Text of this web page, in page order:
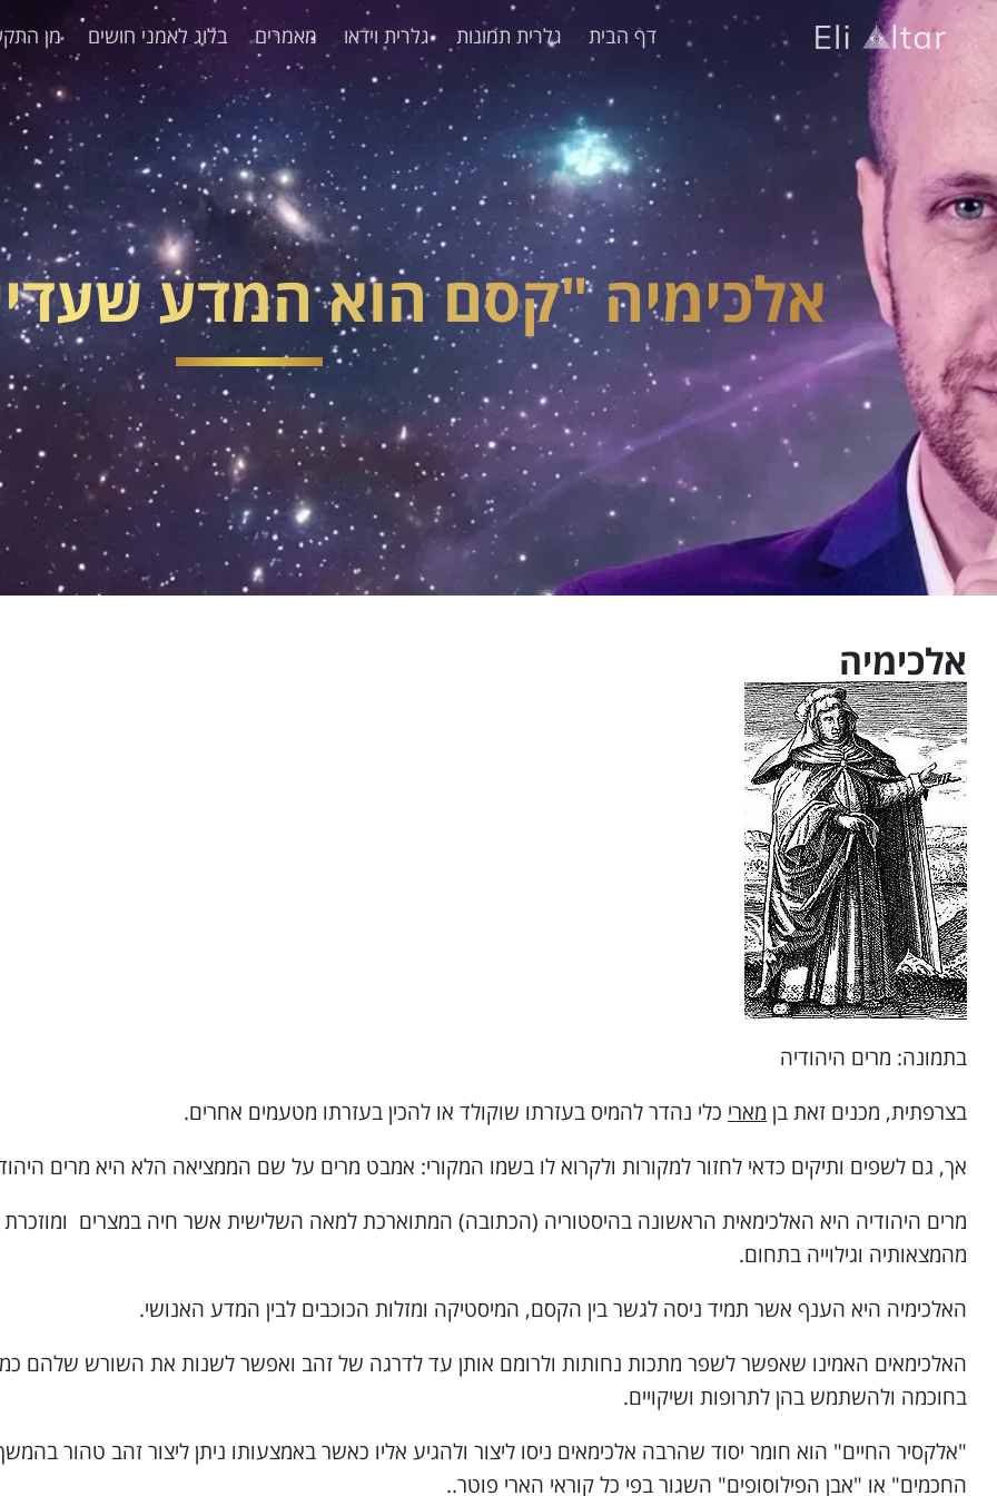
דף הבית גלרית תמונות גלרית וידאו מאמרים בלוג לאמני חושים מן
אלכימיה "קסם הוא המדע
אלכימיה
בתמונה: מרים היהודיה
בצרפתית, מכנים זאת בן מארי כלי נהדר להמיס בעזרתו שוקולד או להכין בעזרתו מטעמים אחרים.
אך, גם לשפים ותיקים כדאי לחזור למקורות ולקרוא לו בשמו המקורי: אמבט מרים על שם הממציאה הלא היא מרים
מרים היהודיה היא האלכימאית הראשונה בהיסטוריה (הכתובה) המתוארכת למאה השלישית אשר חיה במצרים ומוזכרת
מהמצאותיה וגילוייה בתחום.
האלכימיה היא הענף אשר תמיד ניסה לגשר בין הקסם, המיסטיקה ומזלות הכוכבים לבין המדע האנושי.
האלכימאים האמינו שאפשר לשפר מתכות נחותות ולרומם אותן עד לדרגה של זהב ואפשר לשנות את השורש שלהם
בחוכמה ולהשתמש בהן לתרופות ושיקויים.
"אלקסיר החיים" הוא חומר יסוד שהרבה אלכימאים ניסו ליצור ולהגיע אליו כאשר באמצעותו ניתן ליצור זהב טהור
החכמים" או "אבן הפילוסופים" השגור בפי כל קוראי הארי פוטר..